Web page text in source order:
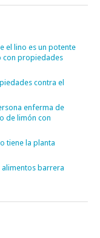
el lino es un potente
con propiedades
contra el
enferma de
de limón con
tiene la planta
barrera